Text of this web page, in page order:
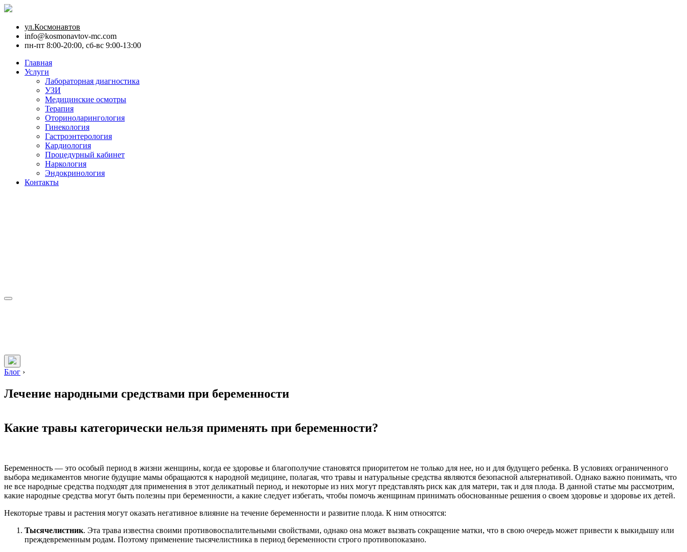
ул.Космонавтов
info@kosmonavtov-mc.com
пн-пт 8:00-20:00, сб-вс 9:00-13:00
Главная
Услуги
Лабораторная диагностика
УЗИ
Медицинские осмотры
Терапия
Оториноларингология
Гинекология
Гастроэнтерология
Кардиология
Процедурный кабинет
Наркология
Эндокринология
Контакты
Блог ›
Лечение народными средствами при беременности
Какие травы категорически нельзя применять при беременности?
Беременность — это особый период в жизни женщины, когда ее здоровье и благополучие становятся приоритетом не только для нее, но и для будущего ребенка. В условиях ограниченного
выбора медикаментов многие будущие мамы обращаются к народной медицине, полагая, что травы и натуральные средства являются безопасной альтернативой. Однако важно понимать, что
не все народные средства подходят для применения в этот деликатный период, и некоторые из них могут представлять риск как для матери, так и для плода. В данной статье мы рассмотрим,
какие народные средства могут быть полезны при беременности, а какие следует избегать, чтобы помочь женщинам принимать обоснованные решения о своем здоровье и здоровье их детей.
Некоторые травы и растения могут оказать негативное влияние на течение беременности и развитие плода. К ним относятся:
Тысячелистник. Эта трава известна своими противовоспалительными свойствами, однако она может вызвать сокращение матки, что в свою очередь может привести к выкидышу или
преждевременным родам. Поэтому применение тысячелистника в период беременности строго противопоказано.